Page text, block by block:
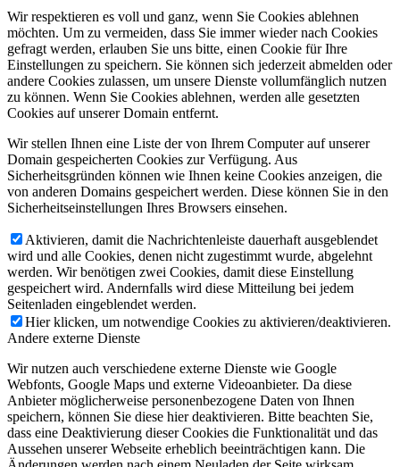
Wir respektieren es voll und ganz, wenn Sie Cookies ablehnen
möchten. Um zu vermeiden, dass Sie immer wieder nach Cookies
gefragt werden, erlauben Sie uns bitte, einen Cookie für Ihre
Einstellungen zu speichern. Sie können sich jederzeit abmelden oder
andere Cookies zulassen, um unsere Dienste vollumfänglich nutzen
zu können. Wenn Sie Cookies ablehnen, werden alle gesetzten
Cookies auf unserer Domain entfernt.
Wir stellen Ihnen eine Liste der von Ihrem Computer auf unserer
Domain gespeicherten Cookies zur Verfügung. Aus
Sicherheitsgründen können wie Ihnen keine Cookies anzeigen, die
von anderen Domains gespeichert werden. Diese können Sie in den
Sicherheitseinstellungen Ihres Browsers einsehen.
Aktivieren, damit die Nachrichtenleiste dauerhaft ausgeblendet
wird und alle Cookies, denen nicht zugestimmt wurde, abgelehnt
werden. Wir benötigen zwei Cookies, damit diese Einstellung
gespeichert wird. Andernfalls wird diese Mitteilung bei jedem
Seitenladen eingeblendet werden.
Hier klicken, um notwendige Cookies zu aktivieren/deaktivieren.
Andere externe Dienste
Wir nutzen auch verschiedene externe Dienste wie Google
Webfonts, Google Maps und externe Videoanbieter. Da diese
Anbieter möglicherweise personenbezogene Daten von Ihnen
speichern, können Sie diese hier deaktivieren. Bitte beachten Sie,
dass eine Deaktivierung dieser Cookies die Funktionalität und das
Aussehen unserer Webseite erheblich beeinträchtigen kann. Die